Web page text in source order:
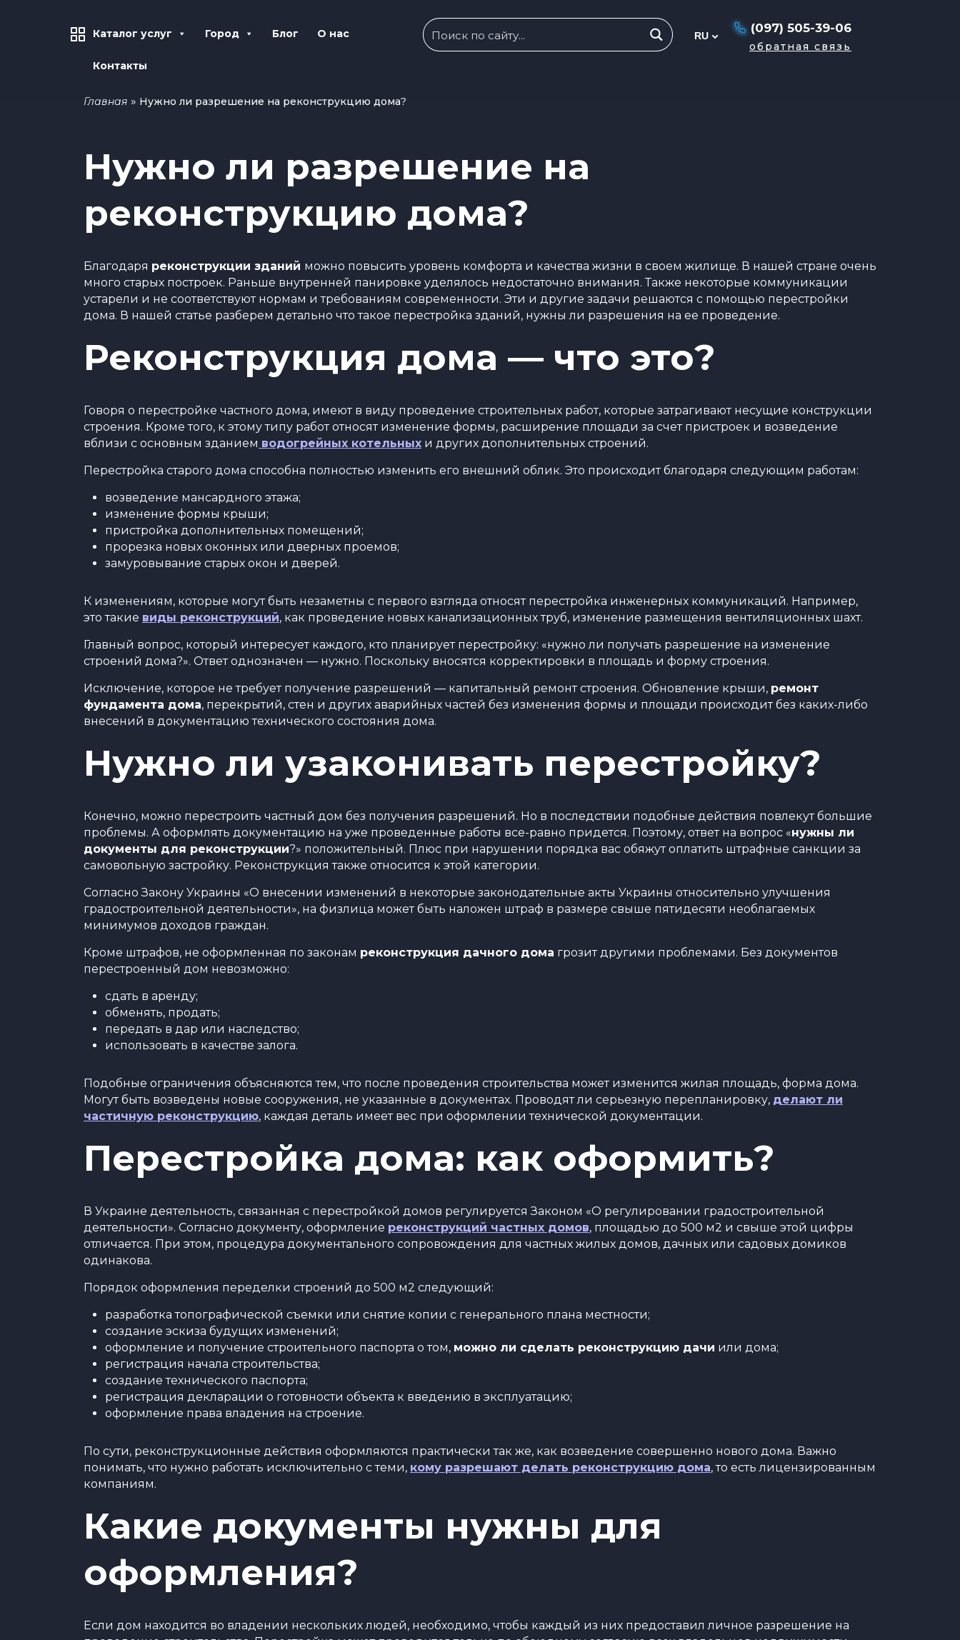
Каталог услуг Город Блог О нас
Контакты
(097) 505-39-06
обратная связь
Главная » Нужно ли разрешение на реконструкцию дома?
Нужно ли разрешение на
реконструкцию дома?
Благодаря реконструкции зданий можно повысить уровень комфорта и качества жизни в своем жилище. В нашей стране очень
много старых построек. Раньше внутренней панировке уделялось недостаточно внимания. Также некоторые коммуникации
устарели и не соответствуют нормам и требованиям современности. Эти и другие задачи решаются с помощью перестройки
дома. В нашей статье разберем детально что такое перестройка зданий, нужны ли разрешения на ее проведение.
Реконструкция дома — что это?
Говоря о перестройке частного дома, имеют в виду проведение строительных работ, которые затрагивают несущие конструкции
строения. Кроме того, к этому типу работ относят изменение формы, расширение площади за счет пристроек и возведение
вблизи с основным зданием водогрейных котельных и других дополнительных строений.
Перестройка старого дома способна полностью изменить его внешний облик. Это происходит благодаря следующим работам:
возведение мансардного этажа;
изменение формы крыши;
пристройка дополнительных помещений;
прорезка новых оконных или дверных проемов;
замуровывание старых окон и дверей.
К изменениям, которые могут быть незаметны с первого взгляда относят перестройка инженерных коммуникаций. Например,
это такие виды реконструкций, как проведение новых канализационных труб, изменение размещения вентиляционных шахт.
Главный вопрос, который интересует каждого, кто планирует перестройку: «нужно ли получать разрешение на изменение
строений дома?». Ответ однозначен — нужно. Поскольку вносятся корректировки в площадь и форму строения.
Исключение, которое не требует получение разрешений — капитальный ремонт строения. Обновление крыши, ремонт
фундамента дома, перекрытий, стен и других аварийных частей без изменения формы и площади происходит без каких-либо
внесений в документацию технического состояния дома.
Нужно ли узаконивать перестройку?
Конечно, можно перестроить частный дом без получения разрешений. Но в последствии подобные действия повлекут большие
проблемы. А оформлять документацию на уже проведенные работы все-равно придется. Поэтому, ответ на вопрос «нужны ли
документы для реконструкции?» положительный. Плюс при нарушении порядка вас обяжут оплатить штрафные санкции за
самовольную застройку. Реконструкция также относится к этой категории.
Согласно Закону Украины «О внесении изменений в некоторые законодательные акты Украины относительно улучшения
градостроительной деятельности», на физлица может быть наложен штраф в размере свыше пятидесяти необлагаемых
минимумов доходов граждан.
Кроме штрафов, не оформленная по законам реконструкция дачного дома грозит другими проблемами. Без документов
перестроенный дом невозможно:
сдать в аренду;
обменять, продать;
передать в дар или наследство;
использовать в качестве залога.
Подобные ограничения объясняются тем, что после проведения строительства может изменится жилая площадь, форма дома.
Могут быть возведены новые сооружения, не указанные в документах. Проводят ли серьезную перепланировку, делают ли
частичную реконструкцию, каждая деталь имеет вес при оформлении технической документации.
Перестройка дома: как оформить?
В Украине деятельность, связанная с перестройкой домов регулируется Законом «О регулировании градостроительной
деятельности». Согласно документу, оформление реконструкций частных домов, площадью до 500 м2 и свыше этой цифры
отличается. При этом, процедура документального сопровождения для частных жилых домов, дачных или садовых домиков
одинакова.
Порядок оформления переделки строений до 500 м2 следующий:
разработка топографической съемки или снятие копии с генерального плана местности;
создание эскиза будущих изменений;
оформление и получение строительного паспорта о том, можно ли сделать реконструкцию дачи или дома;
регистрация начала строительства;
создание технического паспорта;
регистрация декларации о готовности объекта к введению в эксплуатацию;
оформление права владения на строение.
По сути, реконструкционные действия оформляются практически так же, как возведение совершенно нового дома. Важно
понимать, что нужно работать исключительно с теми, кому разрешают делать реконструкцию дома, то есть лицензированным
компаниям.
Какие документы нужны для
оформления?
Если дом находится во владении нескольких людей, необходимо, чтобы каждый из них предоставил личное разрешение на